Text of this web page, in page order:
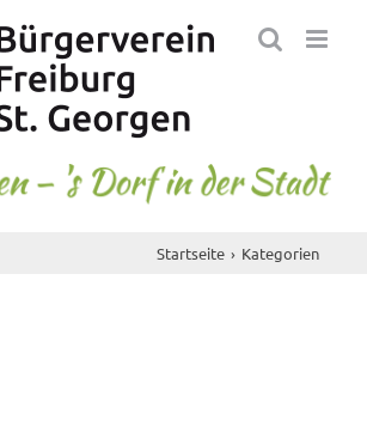
Startseite Kategorien